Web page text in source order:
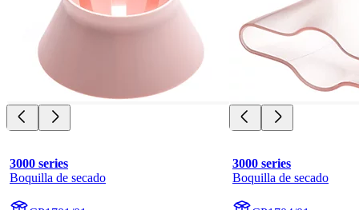
3000 series
Boquilla de secado
3000 series
Boquilla de secado